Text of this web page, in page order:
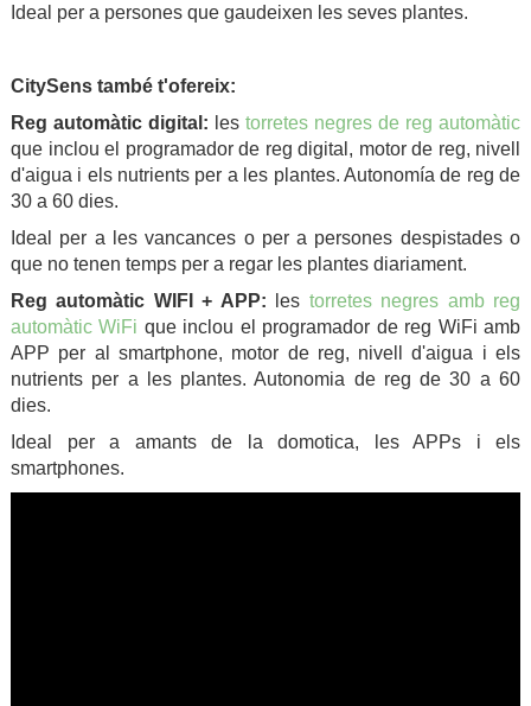
Ideal per a persones que gaudeixen les seves plantes.
CitySens també t'ofereix:
Reg automàtic digital: les torretes negres de reg automàtic
que inclou el programador de reg digital, motor de reg, nivell
d'aigua i els nutrients per a les plantes. Autonomía de reg de
30 a 60 dies.
Ideal per a les vancances o per a persones despistades o
que no tenen temps per a regar les plantes diariament.
Reg automàtic WIFI + APP: les torretes negres amb reg
automàtic WiFi que inclou el programador de reg WiFi amb
APP per al smartphone, motor de reg, nivell d'aigua i els
nutrients per a les plantes. Autonomia de reg de 30 a 60
dies.
Ideal per a amants de la domotica, les APPs i els
smartphones.